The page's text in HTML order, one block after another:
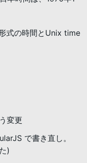
式の時間とUnix time
変更
で書き直し。
)